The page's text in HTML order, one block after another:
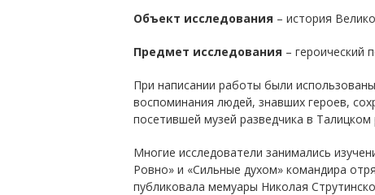
Объект исследования – история
Предмет исследования – героический
При написании работы были
воспоминания людей, знавших героев,
посетившей музей разведчика в
Многие исследователи занимались
Ровно» и «Сильные духом» командира
публиковала мемуары Николая